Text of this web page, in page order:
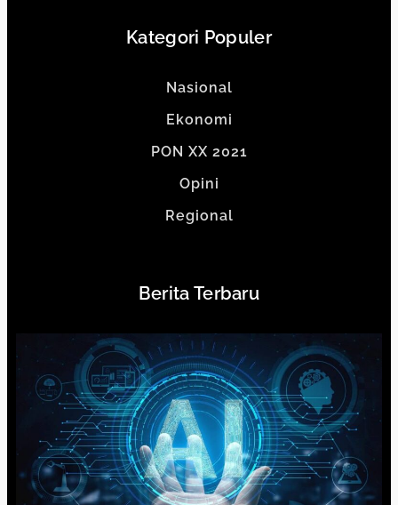
Kategori Populer
Nasional
Ekonomi
PON XX 2021
Opini
Regional
Berita Terbaru